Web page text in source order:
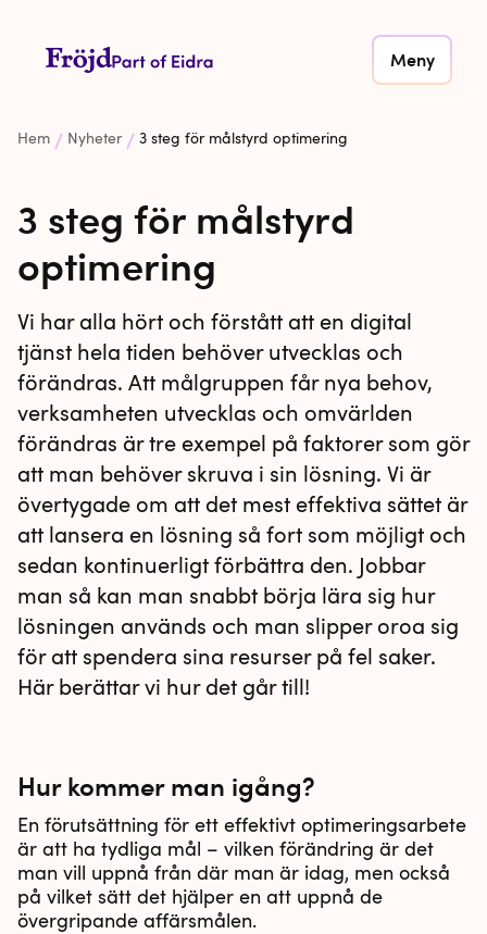
Meny
Hem Nyheter 3 steg för målstyrd optimering
3 steg för målstyrd
optimering
Vi har alla hört och förstått att en digital
tjänst hela tiden behöver utvecklas och
förändras. Att målgruppen får nya behov,
verksamheten utvecklas och omvärlden
förändras är tre exempel på faktorer som gör
att man behöver skruva i sin lösning. Vi är
övertygade om att det mest effektiva sättet är
att lansera en lösning så fort som möjligt och
sedan kontinuerligt förbättra den. Jobbar
man så kan man snabbt börja lära sig hur
lösningen används och man slipper oroa sig
för att spendera sina resurser på fel saker.
Här berättar vi hur det går till!
Hur kommer man igång?
​En förutsättning för ett effektivt optimeringsarbete
är att ha tydliga mål – vilken förändring är det
man vill uppnå från där man är idag, men också
på vilket sätt det hjälper en att uppnå de
övergripande affärsmålen.